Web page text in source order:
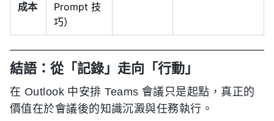
成本
Prompt 技
巧）
結語：從「記錄」走向「行動」
在 Outlook 中安排 Teams 會議只是起點，真正的
價值在於會議後的知識沉澱與任務執行。